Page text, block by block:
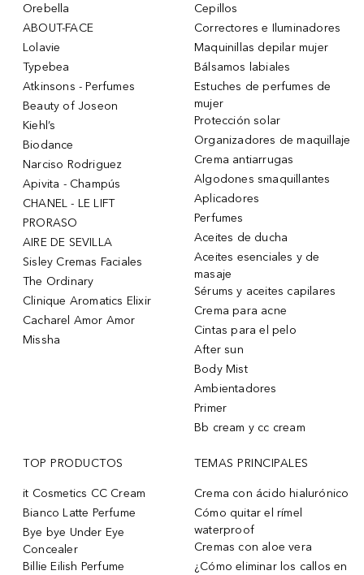
Orebella
ABOUT-FACE
Lolavie
Typebea
Atkinsons - Perfumes
Beauty of Joseon
Kiehl’s
Biodance
Narciso Rodriguez
Apivita - Champús
CHANEL - LE LIFT
PRORASO
AIRE DE SEVILLA
Sisley Cremas Faciales
The Ordinary
Clinique Aromatics Elixir
Cacharel Amor Amor
Missha
Cepillos
Correctores e Iluminadores
Maquinillas depilar mujer
Bálsamos labiales
Estuches de perfumes de
mujer
Protección solar
Organizadores de maquillaje
Crema antiarrugas
Algodones smaquillantes
Aplicadores
Perfumes
Aceites de ducha
Aceites esenciales y de
masaje
Sérums y aceites capilares
Crema para acne
Cintas para el pelo
After sun
Body Mist
Ambientadores
Primer
Bb cream y cc cream
TOP PRODUCTOS
it Cosmetics CC Cream
Bianco Latte Perfume
Bye bye Under Eye
Concealer
Billie Eilish Perfume
TEMAS PRINCIPALES
Crema con ácido hialurónico
Cómo quitar el rímel
waterproof
Cremas con aloe vera
¿Cómo eliminar los callos en